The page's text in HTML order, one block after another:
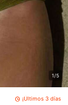
1/5
¡Últimos 3 días